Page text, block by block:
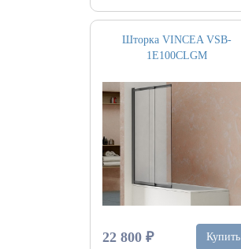
Шторка VINCEA VSB-
1E100CLGM
22 800 ₽ Купить